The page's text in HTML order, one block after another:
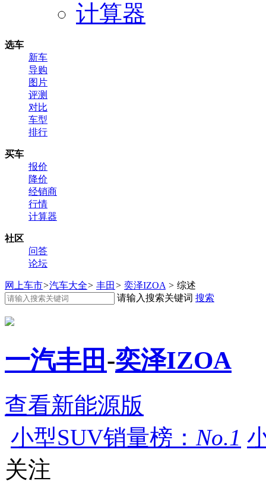
计算器
选车
新车
导购
图片
评测
对比
车型
排行
买车
报价
降价
经销商
行情
计算器
社区
问答
论坛
网上车市>汽车大全> 丰田 > 奕泽IZOA > 综述
请输入搜索关键词 搜索
一汽丰田 -奕泽IZOA
查看新能源版
小型SUV销量榜： No.1
关注